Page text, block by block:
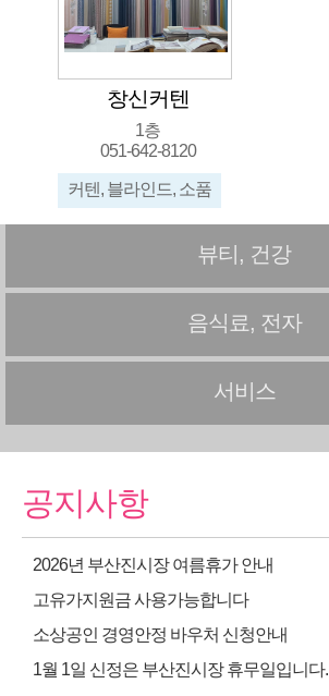
창신커텐
1층
051-642-8120
커텐, 블라인드, 소품
뷰티, 건강
음식료, 전자
서비스
공지사항
2026년 부산진시장 여름휴가 안내
고유가지원금 사용가능합니다
소상공인 경영안정 바우처 신청안내
1월 1일 신정은 부산진시장 휴무일입니다.